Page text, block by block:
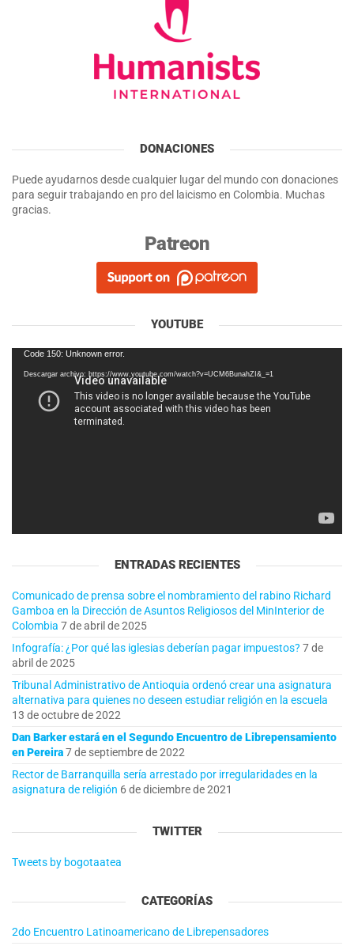
DONACIONES
Puede ayudarnos desde cualquier lugar del mundo con donaciones
para seguir trabajando en pro del laicismo en Colombia. Muchas
gracias.
Patreon
YOUTUBE
Reproductor
Code 150: Unknown error.
Descargar archivo: https://www.youtube.com/watch?v=UCM6BunahZI&_=1
ENTRADAS RECIENTES
Comunicado de prensa sobre el nombramiento del rabino Richard
Gamboa en la Dirección de Asuntos Religiosos del MinInterior de
Colombia 7 de abril de 2025
Infografía: ¿Por qué las iglesias deberían pagar impuestos? 7 de
abril de 2025
Tribunal Administrativo de Antioquia ordenó crear una asignatura
alternativa para quienes no deseen estudiar religión en la escuela
13 de octubre de 2022
Dan Barker estará en el Segundo Encuentro de Librepensamiento
en Pereira7 de septiembre de 2022
Rector de Barranquilla sería arrestado por irregularidades en la
asignatura de religión 6 de diciembre de 2021
TWITTER
Tweets by bogotaatea
CATEGORÍAS
2do Encuentro Latinoamericano de Librepensadores